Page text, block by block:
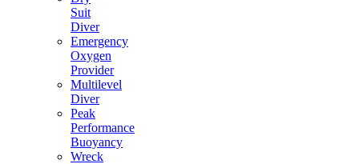
Suit
Diver
Emergency
Oxygen
Provider
Multilevel
Diver
Peak
Performance
Buoyancy
Wreck